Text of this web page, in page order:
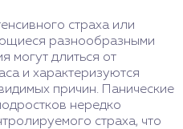
страха или
разнообразными
могут длиться от
и характеризуются
причин. Панические
нередко
страха, что